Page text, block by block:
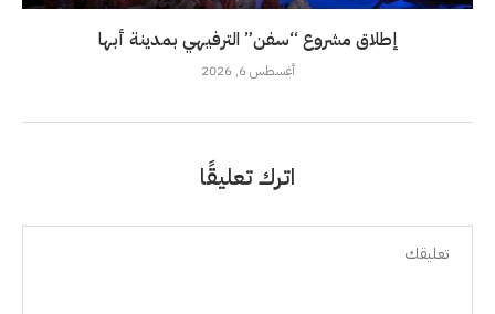
إطلاق مشروع “سفن” الترفيهي بمدينة أبها
أغسطس 6, 2026
اترك تعليقًا